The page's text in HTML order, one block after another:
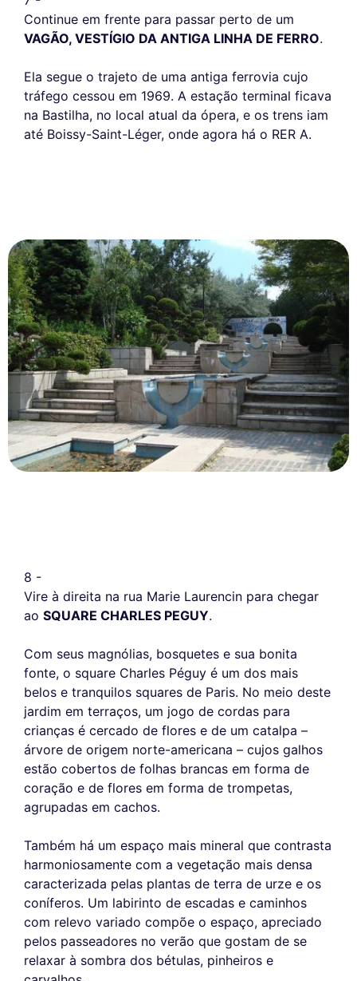
Continue em frente para passar perto de um
VAGÃO, VESTÍGIO DA ANTIGA LINHA DE FERRO.
Ela segue o trajeto de uma antiga ferrovia cujo
tráfego cessou em 1969. A estação terminal ficava
na Bastilha, no local atual da ópera, e os trens iam
até Boissy-Saint-Léger, onde agora há o RER A.
8 -
Vire à direita na rua Marie Laurencin para chegar
ao SQUARE CHARLES PEGUY.
Com seus magnólias, bosquetes e sua bonita
fonte, o square Charles Péguy é um dos mais
belos e tranquilos squares de Paris. No meio deste
jardim em terraços, um jogo de cordas para
crianças é cercado de flores e de um catalpa –
árvore de origem norte-americana – cujos galhos
estão cobertos de folhas brancas em forma de
coração e de flores em forma de trompetas,
agrupadas em cachos.
Também há um espaço mais mineral que contrasta
harmoniosamente com a vegetação mais densa
caracterizada pelas plantas de terra de urze e os
coníferos. Um labirinto de escadas e caminhos
com relevo variado compõe o espaço, apreciado
pelos passeadores no verão que gostam de se
relaxar à sombra dos bétulas, pinheiros e